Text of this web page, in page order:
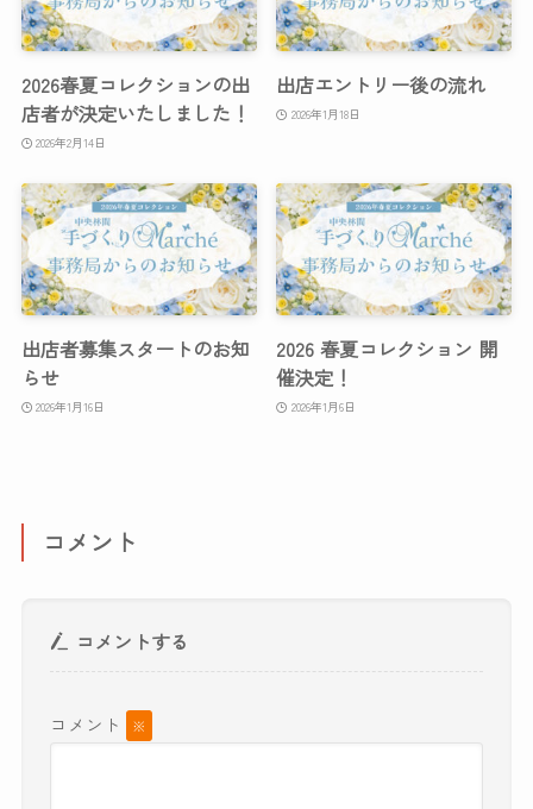
2026春夏コレクションの出
店者が決定いたしました！
2026年2月14日
出店エントリー後の流れ
2026年1月18日
出店者募集スタートのお知
らせ
2026年1月16日
2026 春夏コレクション 開
催決定！
2026年1月6日
コメント
コメントする
コメント ※